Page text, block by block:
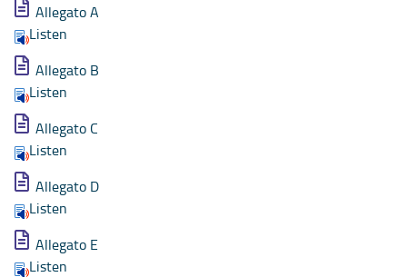
Allegato A
Listen
Allegato B
Listen
Allegato C
Listen
Allegato D
Listen
Allegato E
Listen